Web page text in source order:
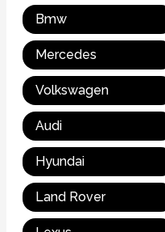
Bmw
Mercedes
Volkswagen
Audi
Hyundai
Land Rover